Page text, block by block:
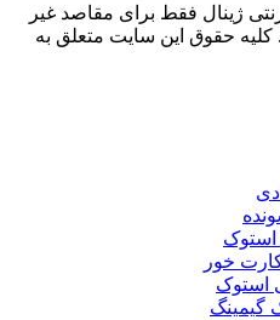
ژینال فقط برای مقاصد غیر
کلیه حقوق این سایت متعلق به
استوک
خور
استوک
گیمینگ